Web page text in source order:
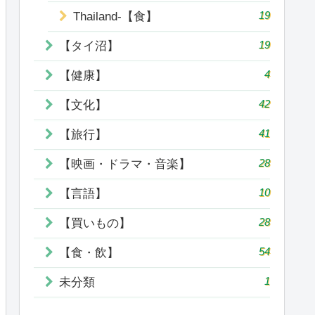
Thailand-【食】 19
【タイ沼】 19
【健康】 4
【文化】 42
【旅行】 41
【映画・ドラマ・音楽】 28
【言語】 10
【買いもの】 28
【食・飲】 54
未分類 1